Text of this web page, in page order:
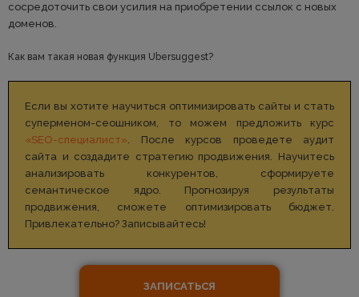
сосредоточить свои усилия на приобретении ссылок с новых
доменов.
Как вам такая новая функция Ubersuggest?
Если вы хотите научиться оптимизировать сайты и стать
суперменом-сеошником, то можем предложить курс
«SEO-специалист». После курсов проведете аудит
сайта и создадите стратегию продвижения. Научитесь
анализировать конкурентов, сформируете
семантическое ядро. Прогнозируя результаты
продвижения, сможете оптимизировать бюджет.
Привлекательно? Записывайтесь!
ЗАПИСАТЬСЯ